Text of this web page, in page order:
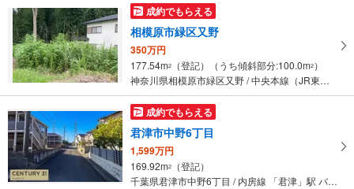
成約でもらえる
相模原市緑区又野
350万円
177.54m2 （登記）（うち傾斜部分:100.0m2 ）
神奈川県相模原市緑区又野 / 中央本線（JR東日本） 「相模湖」駅 徒歩126分
成約でもらえる
君津市中野6丁目
1,599万円
169.92m2
（登記）
千葉県君津市中野6丁目 / 内房線 「君津」駅 バス2分 中野5丁目 バス停下車 徒歩5分